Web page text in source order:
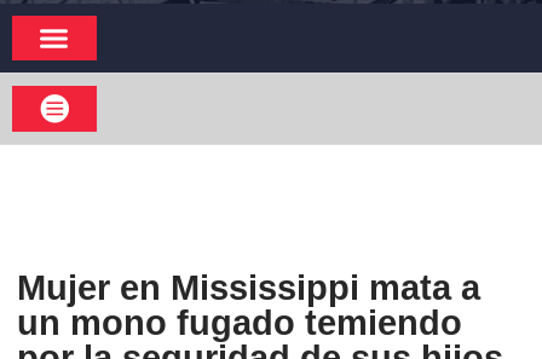
Mujer en Mississippi mata a
un mono fugado temiendo